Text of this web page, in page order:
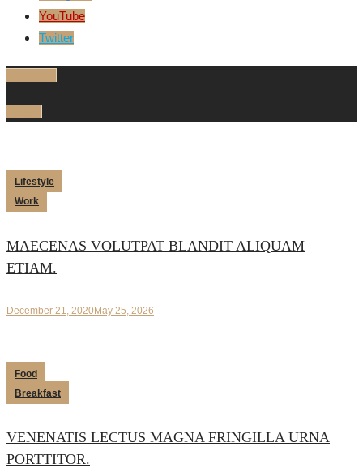
YouTube
Twitter
Lifestyle
Work
MAECENAS VOLUTPAT BLANDIT ALIQUAM
ETIAM.
December 21, 2020May 25, 2026
Food
Breakfast
VENENATIS LECTUS MAGNA FRINGILLA URNA
PORTTITOR.